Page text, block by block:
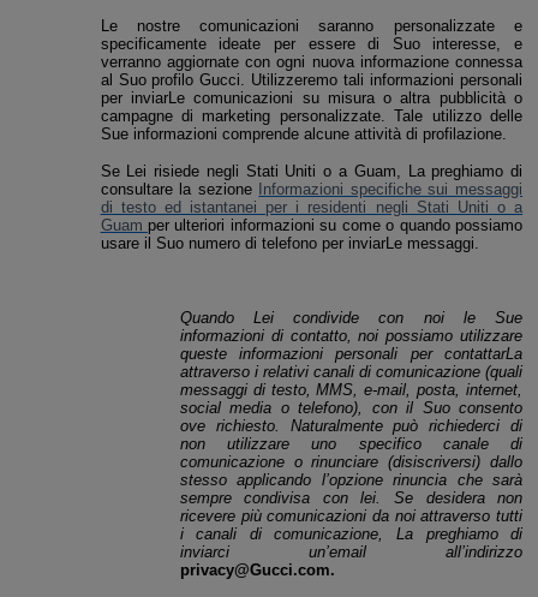
Le nostre comunicazioni saranno personalizzate e
specificamente ideate per essere di Suo interesse, e
verranno aggiornate con ogni nuova informazione connessa
al Suo profiloGucci. Utilizzeremo tali informazioni personali
per inviarLe comunicazioni su misura o altra pubblicità o
campagne di marketing personalizzate. Tale utilizzo delle
Sue informazioni comprende alcune attività di profilazione.
Se Lei risiede negli Stati Uniti o a Guam, La preghiamo di
consultare la sezione
Informazioni specifiche sui messaggi
di testo ed istantanei per i residenti negli Stati Uniti o a
Guam per ulteriori informazioni su come o quando possiamo
usare il Suo numero di telefono per inviarLe messaggi.
Quando Lei condivide con noi le Sue
informazioni di contatto, noi possiamo utilizzare
queste informazioni personali per contattarLa
attraverso i relativi canali di comunicazione (quali
messaggi di testo, MMS, e-mail, posta, internet,
social media o telefono), con il Suo consento
ove richiesto. Naturalmente può richiederci di
non utilizzare uno specifico canale di
comunicazione o rinunciare (disiscriversi) dallo
stesso applicando l’opzione rinuncia che sarà
sempre condivisa con lei. Se desidera non
ricevere più comunicazioni da noi attraverso tutti
i canali di comunicazione, La preghiamo di
inviarci un’email all’indirizzo
privacy@Gucci.com.